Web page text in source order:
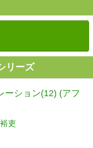
リーズ
ーション(12) (アフ
吏